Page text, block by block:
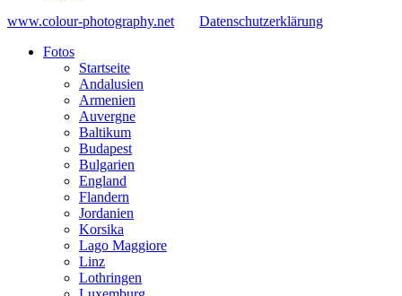
www.colour-photography.net
Datenschutzerklärung
Fotos
Startseite
Andalusien
Armenien
Auvergne
Baltikum
Budapest
Bulgarien
England
Flandern
Jordanien
Korsika
Lago Maggiore
Linz
Lothringen